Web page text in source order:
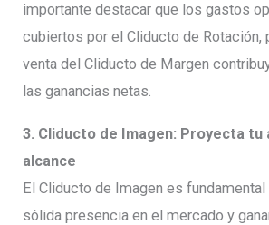
importante destacar que los gastos
cubiertos por el Cliducto de Rotación,
venta del Cliducto de Margen
las ganancias netas.
3. Cliducto de Imagen: Proyecta tu
alcance
El Cliducto de Imagen es fundamental
sólida presencia en el mercado y